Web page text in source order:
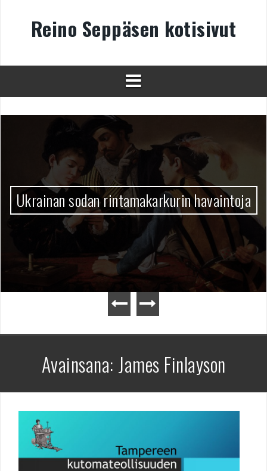
Reino Seppäsen kotisivut
Ukrainan sodan rintamakarkurin havaintoja
Avainsana: James Finlayson